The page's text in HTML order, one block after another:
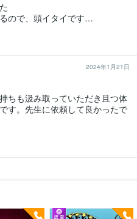
ので、頭イタイです…
2024年1月21日
ちも汲み取っていただき且つ体
す。先生に依頼して良かったで